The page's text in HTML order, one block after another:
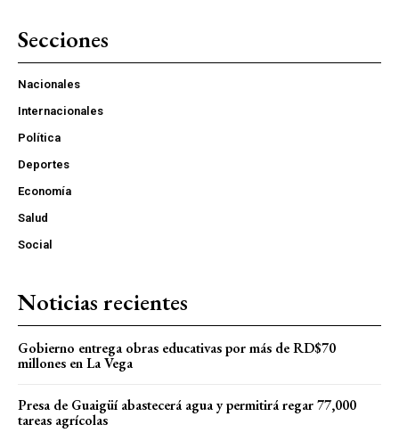
Secciones
Nacionales
Internacionales
Política
Deportes
Economía
Salud
Social
Noticias recientes
Gobierno entrega obras educativas por más de RD$70
millones en La Vega
Presa de Guaigüí abastecerá agua y permitirá regar 77,000
tareas agrícolas